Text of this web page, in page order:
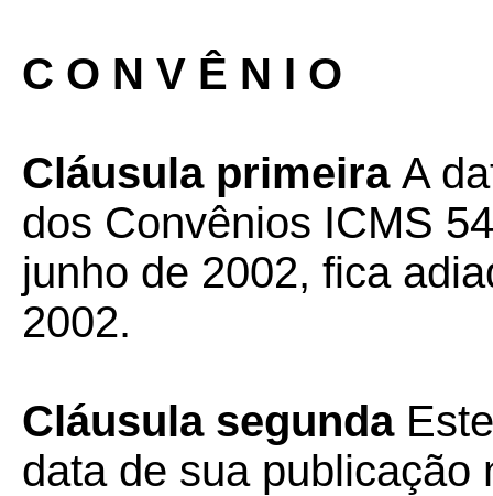
C O N V Ê N I O
Cláusula primeira A
dos Convênios ICMS
junho de 2002, fica
2002.
Cláusula segunda
data de sua publicação